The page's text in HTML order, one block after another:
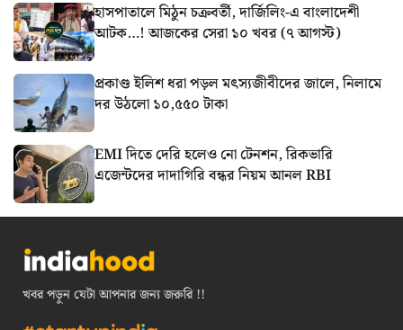
হাসপাতালে মিঠুন চক্রবর্তী, দার্জিলিং-এ বাংলাদেশী
আটক…! আজকের সেরা ১০ খবর (৭ আগস্ট)
প্রকাণ্ড ইলিশ ধরা পড়ল মৎস্যজীবীদের জালে, নিলামে
দর উঠলো ১০,৫৫০ টাকা
EMI দিতে দেরি হলেও নো টেনশন, রিকভারি
এজেন্টদের দাদাগিরি বন্ধর নিয়ম আনল RBI
খবর পড়ুন যেটা আপনার জন্য জরুরি !!